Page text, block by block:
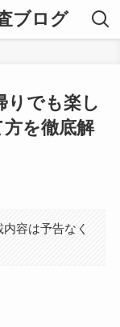
ブログ
りでも楽し
を徹底解
容は予告なく